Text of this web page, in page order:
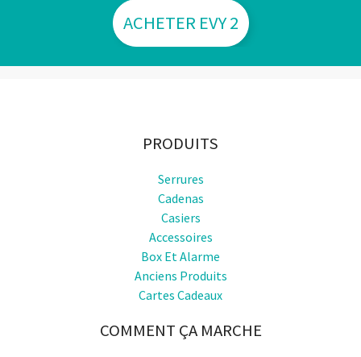
ACHETER EVY 2
PRODUITS
Serrures
Cadenas
Casiers
Accessoires
Box Et Alarme
Anciens Produits
Cartes Cadeaux
COMMENT ÇA MARCHE